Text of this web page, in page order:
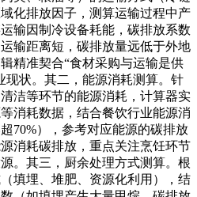
化排放因子，测算运输过程中产
输因制冷设备耗能，碳排放系数
输距离短，碳排放量远低于外地
精准契合“食材采购与运输是供
现状。其二，能源消耗测算。针
洁等环节的能源消耗，计算器实
消耗数据，结合餐饮行业能源消
70%），参考对应能源的碳排放
消耗碳排放，重点关注烹饪环节
。其三，厨余处理方式测算。根
填埋、堆肥、资源化利用），结